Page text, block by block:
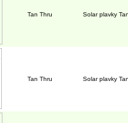
Tan Thru Solar plavky
Tan Thru Solar plavky